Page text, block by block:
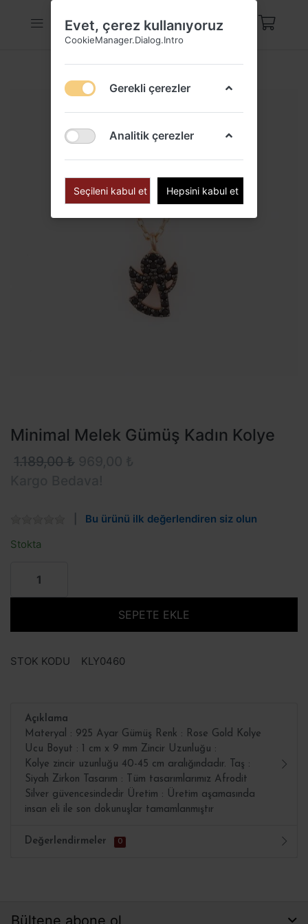
Minimal Melek Gümüş Kadın Kolye
1.189,00 ₺
Bu ürünü ilk değerlendiren siz olun
Stokta
SEPETE EKLE
STOK KODU KLY0460
Açıklama
Materyal : 925 Ayar Gümüş Renk : Rose Gold Kolye
Ucu Boyut : 1 cm x 9 mm Zincir Uzunluğu :
Kolye zincir uzunluğu 40-45 cm aralığındadır. Taş :
Siyah Zirkon Tasarım : Tüm tasarımlarımız Afrodit
Silver güvencesindedir Üretim : Üretim aşamasında
insan eli ile son dokunuşlar tamamlanmıştır
Değerlendirmeler 0
Bültene abone ol
Evet, çerez kullanıyoruz
CookieManager.Dialog.Intro
Gerekli çerezler
Analitik çerezler
Seçileni kabul et Hepsini kabul et